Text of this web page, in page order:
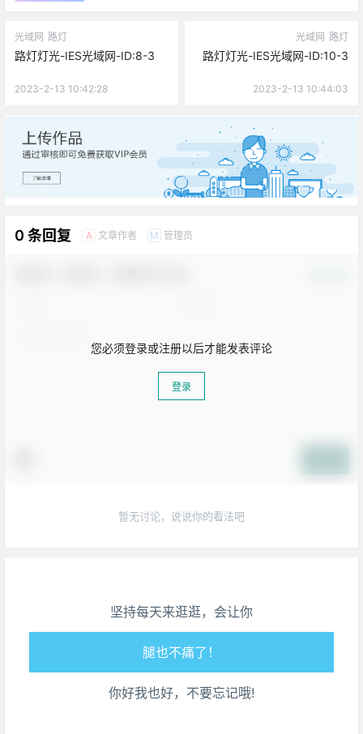
光域网 路灯
路灯灯光-IES光域网-ID:8-3
2023-2-13 10:42:28
光域网 路灯
路灯灯光-IES光域网-ID:10-3
2023-2-13 10:44:03
广告
0 条回复 A 文章作者 M 管理员
您必须登录或注册以后才能发表评论
登录
暂无讨论，说说你的看法吧
坚持每天来逛逛，会让你
走路也有劲了！
腿也不痛了！
腰也不酸了！
你好我也好，不要忘记哦!